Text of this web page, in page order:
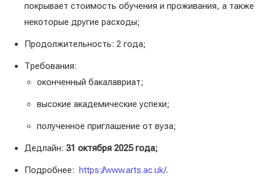
покрывает стоимость обучения и проживания, а также
некоторые другие расходы;
Продолжительность: 2 года;
Требования:
оконченный бакалавриат;
высокие академические успехи;
полученное приглашение от вуза;
Дедлайн: 31 октября 2025 года;
Подробнее: https://www.arts.ac.uk/.